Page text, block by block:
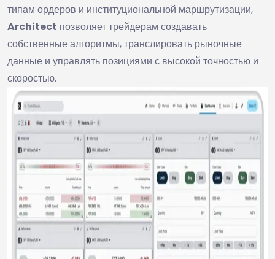
типам ордеров и институциональной маршрутизации,
Architect позволяет трейдерам создавать
собственные алгоритмы, транслировать рыночные
данные и управлять позициями с высокой точностью и
скоростью.